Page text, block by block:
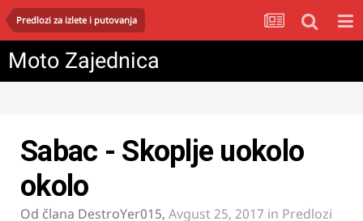
Predlozi za izlete i putovanja
Moto Zajednica
Sabac - Skoplje uokolo
okolo
Od člana DestroYer015, Avgust 25, 2017 in Predlozi